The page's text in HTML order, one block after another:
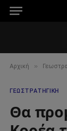
Αρχική »
ΓΕΩΣΤΡΑΤΗΓΙΚΉ
Θα